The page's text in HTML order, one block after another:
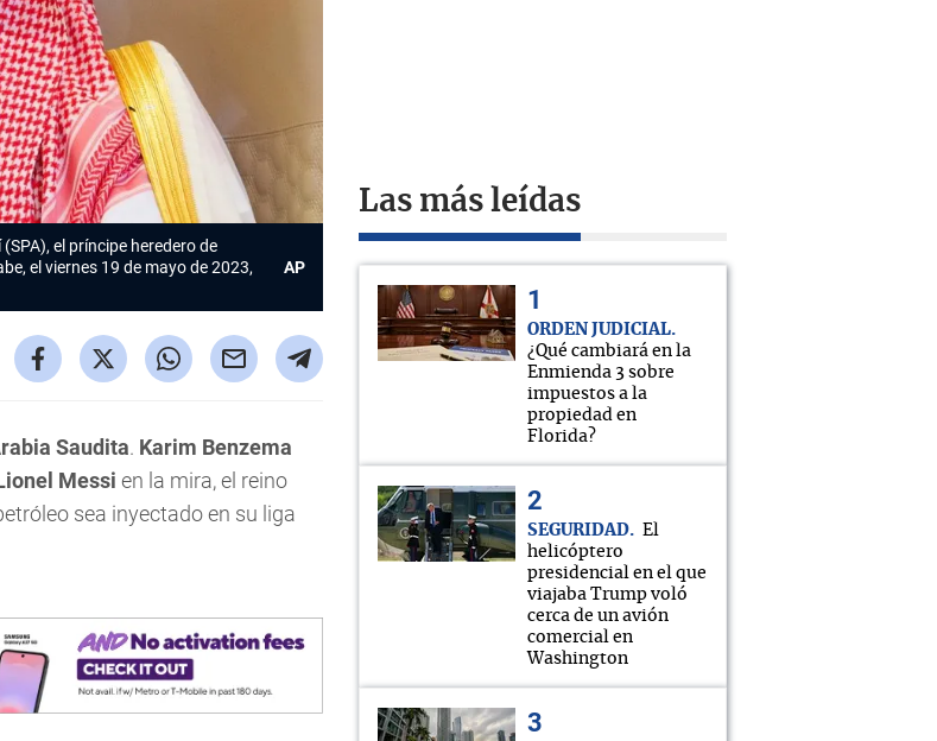
el príncipe heredero de
el viernes 19 de mayo de 2023,
AP
Saudita. Karim Benzema
Messi en la mira, el reino
sea inyectado en su liga
Las más leídas
ORDEN JUDICIAL
¿Qué cambiará en la
Enmienda 3 sobre
impuestos a la
propiedad en
Florida?
SEGURIDAD
El
helicóptero
presidencial en el que
viajaba Trump voló
cerca de un avión
comercial en
Washington